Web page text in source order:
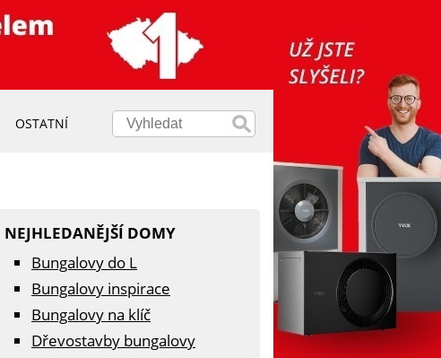
OSTATNÍ
NEJHLEDANĚJŠÍ DOMY
Bungalovy do L
Bungalovy inspirace
Bungalovy na klíč
Dřevostavby bungalovy